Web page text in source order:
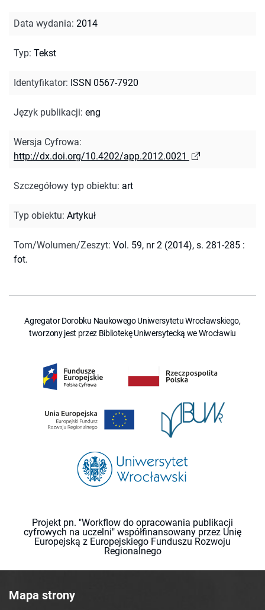
Data wydania: 2014
Typ: Tekst
Identyfikator: ISSN 0567-7920
Język publikacji: eng
Wersja Cyfrowa:
http://dx.doi.org/10.4202/app.2012.0021
Szczegółowy typ obiektu: art
Typ obiektu: Artykuł
Tom/Wolumen/Zeszyt: Vol. 59, nr 2 (2014), s. 281-285 :
fot.
Agregator Dorobku Naukowego Uniwersytetu Wrocławskiego,
tworzony jest przez Bibliotekę Uniwersytecką we Wrocławiu
Projekt pn. "Workflow do opracowania publikacji
cyfrowych na uczelni" współfinansowany przez Unię
Europejską z Europejskiego Funduszu Rozwoju
Regionalnego
Mapa strony